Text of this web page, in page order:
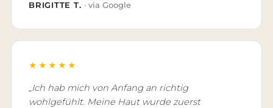
BRIGITTE T. · via Google
★★★★★
„Ich hab mich von Anfang an richtig
wohlgefühlt. Meine Haut wurde zuerst